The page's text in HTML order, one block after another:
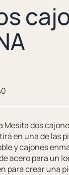
dos
en una de las
y cajones
acero para un
para crear una